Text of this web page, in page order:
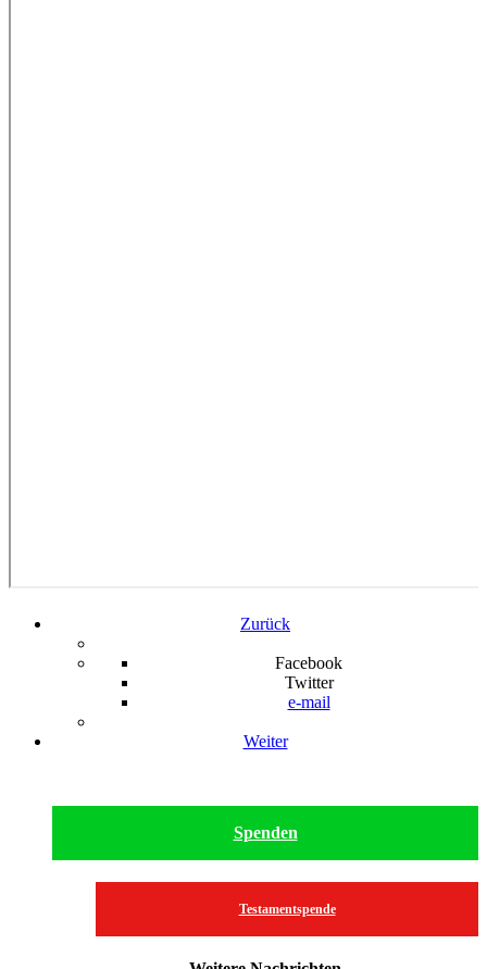
Zurück
Facebook
Twitter
e-mail
Weiter
Spenden
Testamentspende